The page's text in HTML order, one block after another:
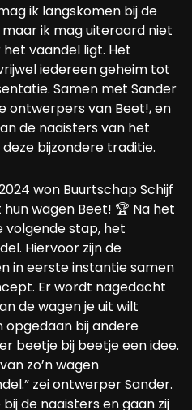
ik langskomen bij de
ik mag uiteraard niet
vaandel ligt. Het
iedereen geheim tot
Samen met Sander
ontwerpers van Beet!, en
de naaisters van het
bijzondere traditie.
won Buurtschap Schijf
wagen Beet! 🏆 Na het
volgende stap, het
Hiervoor zijn de
in eerste instantie samen
Er wordt nagedacht
de wagen je uit wilt
opgedaan bij andere
beetje bij beetje een idee.
zo’n wagen
zei ontwerper Sander.
de naaisters en gaan zij